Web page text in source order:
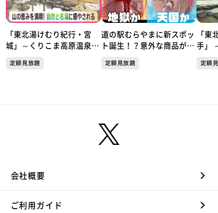
「東北湯けむり紀行・宮
城」～くりこま高原温泉郷
定額見放題
道の駅むらやまに新スポッ
ト誕生！？意外な商品が人
だけしか楽しめない極上の
定額見放題
「東
手」
定額
会社概要
ご利用ガイド